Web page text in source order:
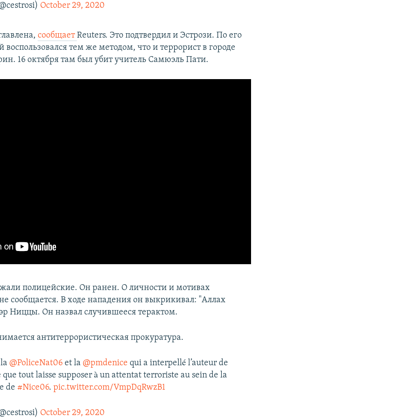
October 29, 2020
сообщаетReuters. Это подтвердил и Эстрози. По его
тем же методом, что и террорист в городе
16 октября там был убит учитель Самюэль Пати.
полицейские. Он ранен. О личности и мотивах
сообщается. В ходе нападения он выкрикивал: "Аллах
Ниццы. Он назвал случившееся терактом.
антитеррористическая прокуратура.
la@PoliceNat06 et la@pmdenice qui a interpellé l’auteur de
que tout laisse supposer à un attentat terroriste au sein de la
de #Nice06.pic.twitter.com/VmpDqRwzB1
October 29, 2020